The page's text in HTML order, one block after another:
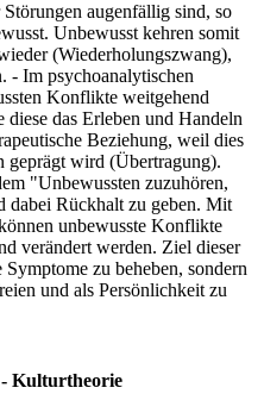
augenfällig sind, so
Unbewusst kehren somit
(Wiederholungszwang),
- Im psychoanalytischen
Konflikte weitgehend
das Erleben und Handeln
Beziehung, weil dies
geprägt wird (Übertragung).
"Unbewussten zuzuhören,
dabei Rückhalt zu geben. Mit
unbewusste Konflikte
verändert werden. Ziel dieser
zu beheben, sondern
und als Persönlichkeit zu
- Kulturtheorie